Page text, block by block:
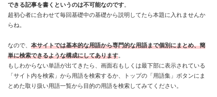
できる記事を書くというのは不可能なのです。
超初心者に合わせて毎回基礎中の基礎から説明してたら本題に入れませんか
らね。
なので、 本サイトでは基本的な用語から専門的な用語まで個別にまとめ、簡
単に検索できるような構成にしてあります。
もしわからない単語が出てきたら、画面右もしくは最下部に表示されている
「サイト内を検索」から用語を検索するか、トップの「用語集」ボタンにま
とめた取り扱い用語一覧から目的の用語を検索してみてください。